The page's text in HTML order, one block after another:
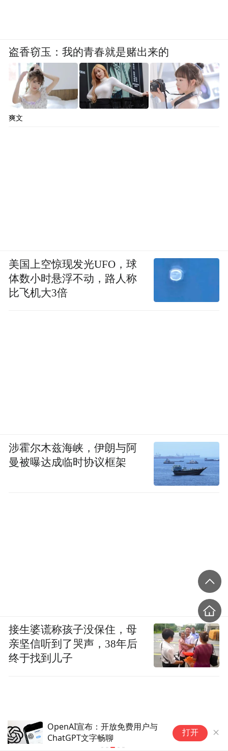
OpenAI宣布：开放免费用户与
ChatGPT文字畅聊
打开
盗香窃玉：我的青春就是赌出来的
爽文
美国上空惊现发光UFO，球
体数小时悬浮不动，路人称
比飞机大3倍
涉霍尔木兹海峡，伊朗与阿
曼被曝达成临时协议框架
接生婆谎称孩子没保住，母
亲坚信听到了哭声，38年后
终于找到儿子